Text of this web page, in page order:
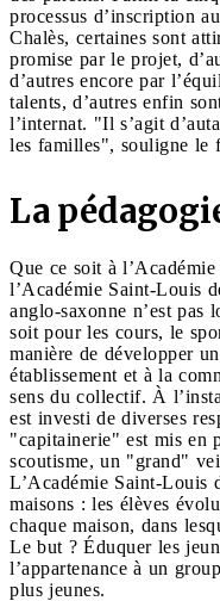
processus d’inscription
Chalès, certaines sont
promise par le projet,
d’autres encore par
talents, d’autres enfin
l’internat. "Il s’agit
les familles", souligne le
La
Que ce soit à
l’Académie Saint-Louis
anglo-saxonne n’est pas
soit pour les cours, le
manière de développer
établissement et à la
sens du collectif. À
est investi de diverses
"capitainerie" est mis en
scoutisme, un "grand"
L’Académie Saint-Louis
maisons : les élèves
chaque maison, dans
Le but ? Éduquer les
l’appartenance à un
plus jeunes.